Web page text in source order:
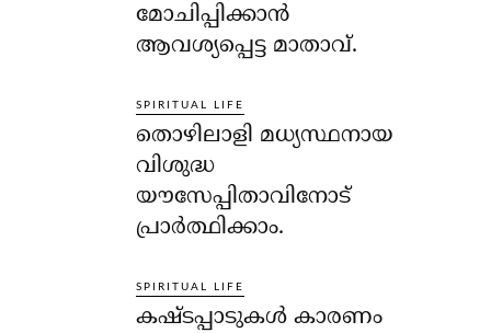
മോചിപ്പിക്കാന്‍
ആവശ്യപ്പെട്ട മാതാവ്.
SPIRITUAL LIFE
തൊഴിലാളി മധ്യസ്ഥനായ
വിശുദ്ധ
യൗസേപ്പിതാവിനോട്
പ്രാര്‍ത്ഥിക്കാം.
SPIRITUAL LIFE
കഷ്ടപ്പാടുകള്‍ കാരണം